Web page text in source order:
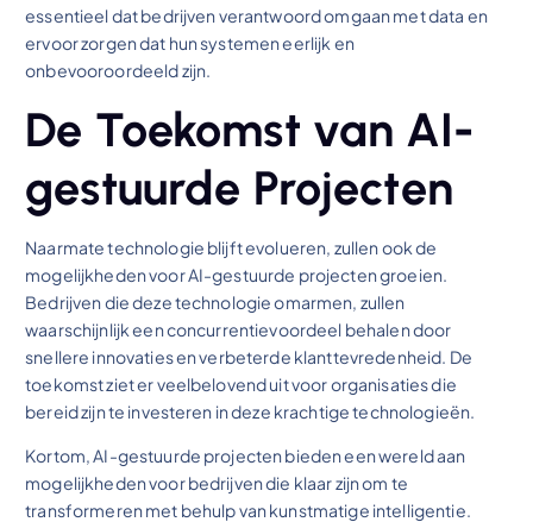
essentieel dat bedrijven verantwoord omgaan met data en
ervoor zorgen dat hun systemen eerlijk en
onbevooroordeeld zijn.
De Toekomst van AI-
gestuurde Projecten
Naarmate technologie blijft evolueren, zullen ook de
mogelijkheden voor AI-gestuurde projecten groeien.
Bedrijven die deze technologie omarmen, zullen
waarschijnlijk een concurrentievoordeel behalen door
snellere innovaties en verbeterde klanttevredenheid. De
toekomst ziet er veelbelovend uit voor organisaties die
bereid zijn te investeren in deze krachtige technologieën.
Kortom, AI-gestuurde projecten bieden een wereld aan
mogelijkheden voor bedrijven die klaar zijn om te
transformeren met behulp van kunstmatige intelligentie.